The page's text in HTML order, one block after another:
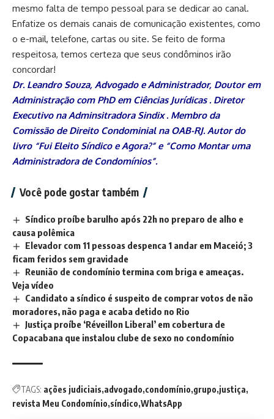
mesmo falta de tempo pessoal para se dedicar ao canal.
Enfatize os demais canais de comunicação existentes, como
o e-mail, telefone, cartas ou site. Se feito de forma
respeitosa, temos certeza que seus condôminos irão
concordar!
Dr. Leandro Souza, Advogado e Administrador, Doutor em
Administração com PhD em Ciências Jurídicas . Diretor
Executivo na Adminsitradora Sindix . Membro da
Comissão de Direito Condominial na OAB-RJ. Autor do
livro “Fui Eleito Síndico e Agora?” e “Como Montar uma
Administradora de Condomínios”.
Você pode gostar também
Síndico proíbe barulho após 22h no preparo de alho e
causa polêmica
Elevador com 11 pessoas despenca 1 andar em Maceió; 3
ficam feridos sem gravidade
Reunião de condomínio termina com briga e ameaças.
Veja vídeo
Candidato a síndico é suspeito de comprar votos de não
moradores, não paga e acaba detido no Rio
Justiça proíbe ‘Réveillon Liberal’ em cobertura de
Copacabana que instalou clube de sexo no condomínio
TAGS: ações judiciais advogado condomínio grupo justiça
revista Meu Condomínio síndico WhatsApp